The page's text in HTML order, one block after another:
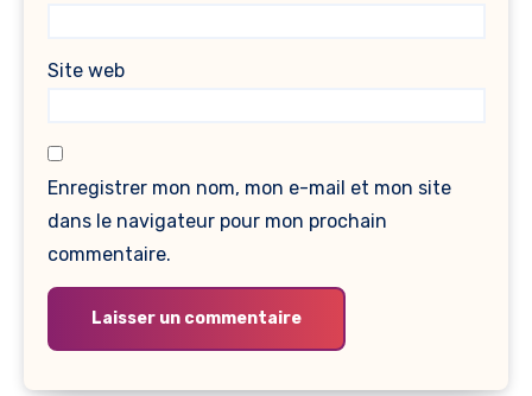
Site web
Enregistrer mon nom, mon e-mail et mon site
dans le navigateur pour mon prochain
commentaire.